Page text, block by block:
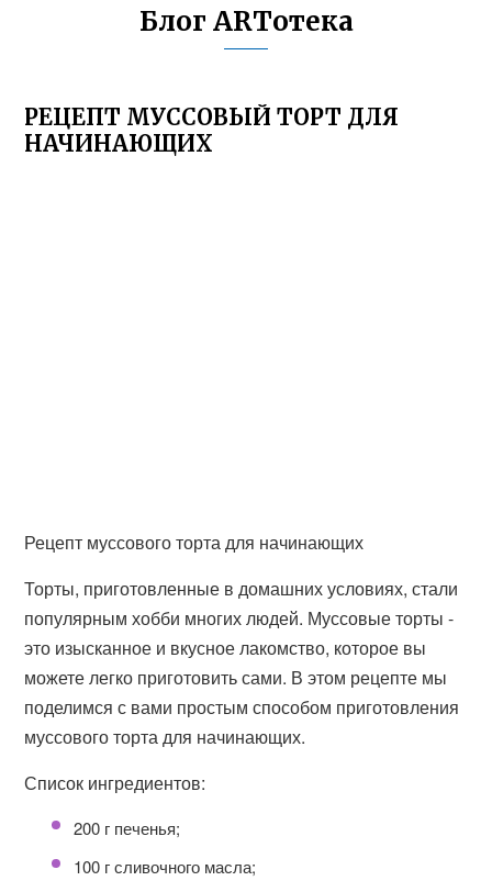
Блог ARTотека
РЕЦЕПТ МУССОВЫЙ ТОРТ ДЛЯ
НАЧИНАЮЩИХ
Рецепт муссового торта для начинающих
Торты, приготовленные в домашних условиях, стали
популярным хобби многих людей. Муссовые торты -
это изысканное и вкусное лакомство, которое вы
можете легко приготовить сами. В этом рецепте мы
поделимся с вами простым способом приготовления
муссового торта для начинающих.
Список ингредиентов:
200 г печенья;
100 г сливочного масла;